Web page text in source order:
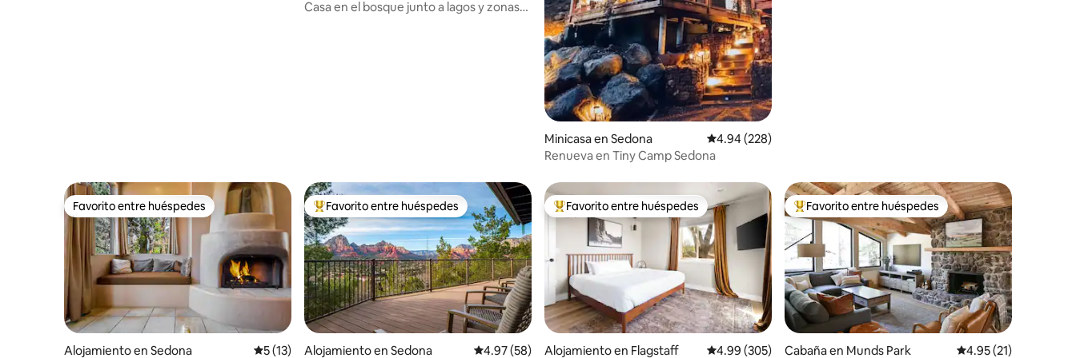
Casa en el bosque junto a lagos y zonas
Minicasa en Sedona Calificación promedio: 4.94 de 5, 228 reseñas
4.94 (228)
Renueva en Tiny Camp Sedona
Favorito entre huéspedes
Favorito entre huéspedes
Alojamiento en Sedona Calificación promedio: 5 de 5, 13 reseñas
5 (13)
Favorito entre huéspedes preferido
Favorito entre huéspedes
Alojamiento en Sedona Calificación promedio: 4.97 de 5, 58 reseñas
4.97 (58)
Favorito entre huéspedes preferido
Favorito entre huéspedes
Alojamiento en Flagstaff Calificación promedio: 4.99 de 5, 305 reseñas
4.99 (305)
Favorito entre huéspedes preferido
Favorito entre huéspedes
Cabaña en Munds Park Calificación
4.95 (21)